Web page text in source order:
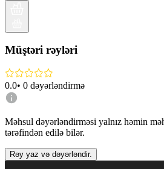
Müştəri rəyləri
0.0• 0 dəyərləndirmə
Məhsul dəyərləndirməsi yalnız həmin
tərəfindən edilə bilər.
Rəy yaz və dəyərləndir.